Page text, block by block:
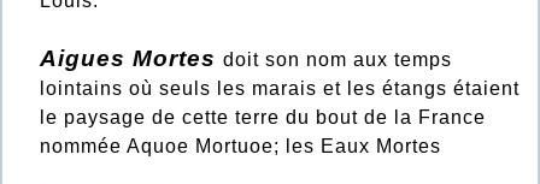
Aigues Mortes doit son nom aux temps
lointains où seuls les marais et les étangs étaient
le paysage de cette terre du bout de la France
nommée Aquoe Mortuoe; les Eaux Mortes